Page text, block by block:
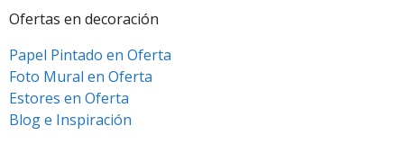
Ofertas en decoración
Papel Pintado en Oferta
Foto Mural en Oferta
Estores en Oferta
Blog e Inspiración